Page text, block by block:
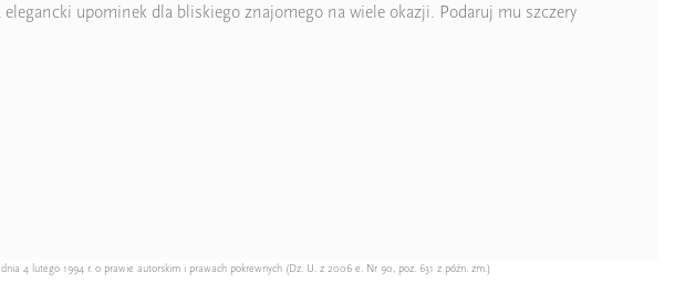
upominek dla bliskiego znajomego na wiele okazji. Podaruj mu szczery
4 lutego 1994 r. o prawie autorskim i prawach pokrewnych (Dz. U. z 2006 e. Nr 90, poz. 631 z późn. zm.)